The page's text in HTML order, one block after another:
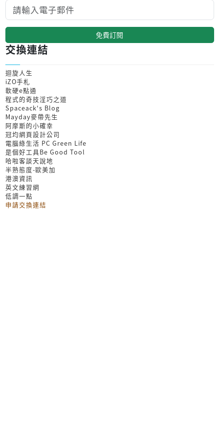
免費訂閱
交換連結
迴旋人生
iZO手札
軟硬e點通
程式的奇技淫巧之道
Spaceack's Blog
Mayday麥帶先生
阿摩斯的小確幸
冠均網頁設計公司
電腦綠生活 PC Green Life
是個好工具Be Good Tool
哈啦客談天說地
半熟態度-歐美加
港澳資訊
英文練習網
低調一點
申請交換連結